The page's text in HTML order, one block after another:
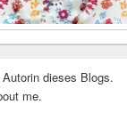
dieses Blogs.
me.